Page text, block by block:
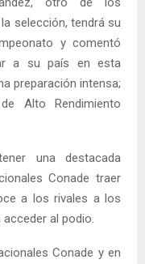
selección, tendrá su
y comentó
a su país en esta
preparación intensa;
Alto Rendimiento
una destacada
Conade traer
a los rivales a los
al podio.
Conade y en